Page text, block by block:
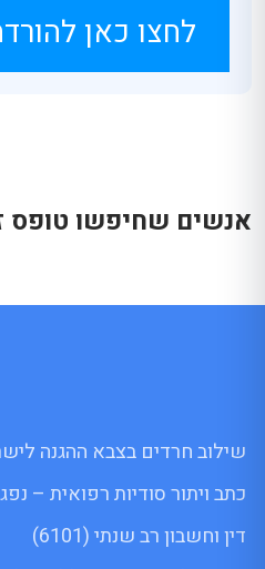
לחצו כאן
אנשים שחיפשו טופס
שילוב חרדים בצבא ההגנה
כתב ויתור סודיות רפואית – נפגעי
דין וחשבון רב שנתי (6101)